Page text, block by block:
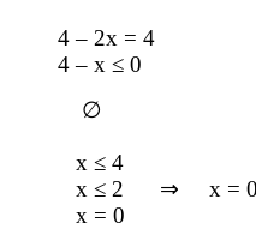
4 – 2х = 4
4 – х ≤ 0
∅
х ≤ 4
х ≤ 2 ⇒ х = 0
х = 0